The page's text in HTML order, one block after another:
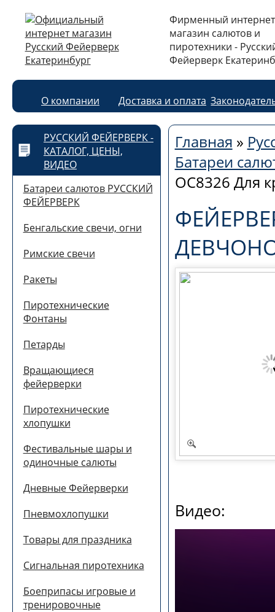
Фирменный интернет
магазин салютов и
пиротехники -
Фейерверк
О компании Доставка и оплата
РУССКИЙ ФЕЙЕРВЕРК -
КАТАЛОГ, ЦЕНЫ,
ВИДЕО
Батареи салютов РУССКИЙ
ФЕЙЕРВЕРК
Бенгальские свечи, огни
Римские свечи
Ракеты
Пиротехнические
Фонтаны
Петарды
Вращающиеся
фейерверки
Пиротехнические
хлопушки
Фестивальные шары и
одиночные салюты
Дневные Фейерверки
Пневмохлопушки
Товары для праздника
Сигнальная пиротехника
Боеприпасы игровые и
тренировочные
Главная »
Батареи
ОС8326 Для
Видео: